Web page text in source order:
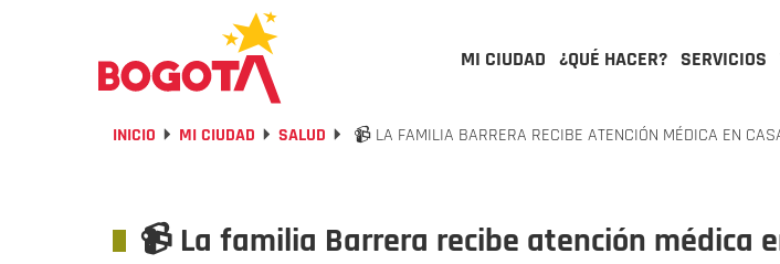
MI CIUDAD ¿QUÉ HACER? SERVICIOS
INICIO MI CIUDAD SALUD 📹 LA FAMILIA BARRERA RECIBE ATENCIÓN MÉDICA EN
📹 La familia Barrera recibe atención médica